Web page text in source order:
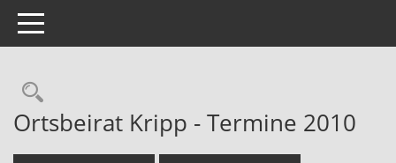
Toggle navigation
Rechercheauswahl
Ortsbeirat Kripp - Termine 2010